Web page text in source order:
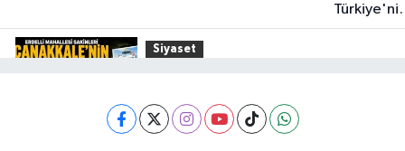
En İyi
Siyaset
yaşadı